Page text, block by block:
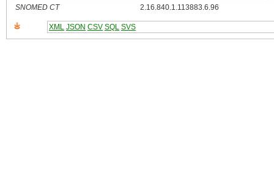
SNOMED CT
2.16.840.1.113883.6.96
XML JSON CSV SQL SVS